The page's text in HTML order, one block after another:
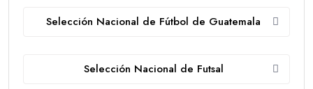
Selección Nacional de Fútbol de Guatemala
Selección Nacional de Futsal